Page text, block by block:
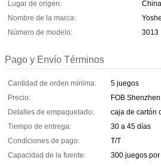
Lugar de origen:
Nombre de la marca:
Número de modelo:
3013
Pago y Envío Términos
Cantidad de orden mínima:
5 juegos
Precio:
FOB Shenzhen
Detalles de empaquetado:
caja de cartón
Tiempo de entrega:
30 a 45 días
Condiciones de pago:
T/T
Capacidad de la fuente:
300 juegos por